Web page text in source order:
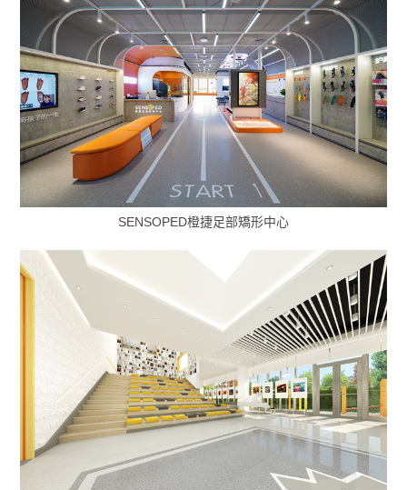
SENSOPED橙捷足部矯形中心